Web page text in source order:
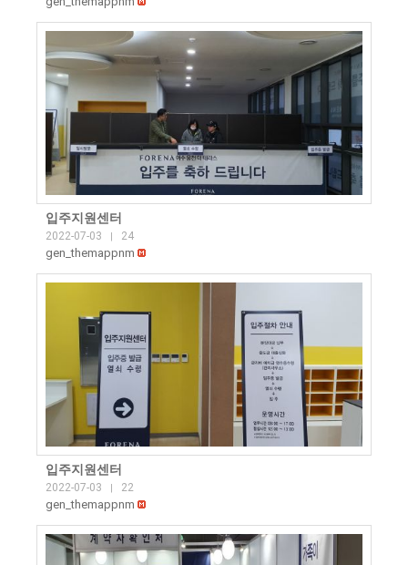
입주지원센터
2022-07-03 24
gen_themappnm
입주지원센터
2022-07-03 22
gen_themappnm